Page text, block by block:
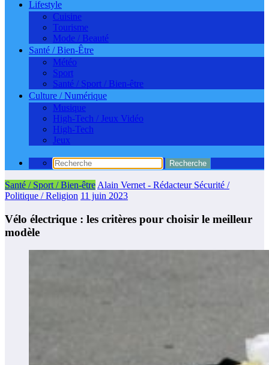
Lifestyle
Cuisine
Tourisme
Mode / Beauté
Santé / Bien-Être
Météo
Sport
Santé / Sport / Bien-être
Culture / Numérique
Musique
High-Tech / Jeux Vidéo
High-Tech
Jeux
Santé / Sport / Bien-être Alain Vernet - Rédacteur Sécurité /
Politique / Religion 11 juin 2023
Vélo électrique : les critères pour choisir le meilleur
modèle